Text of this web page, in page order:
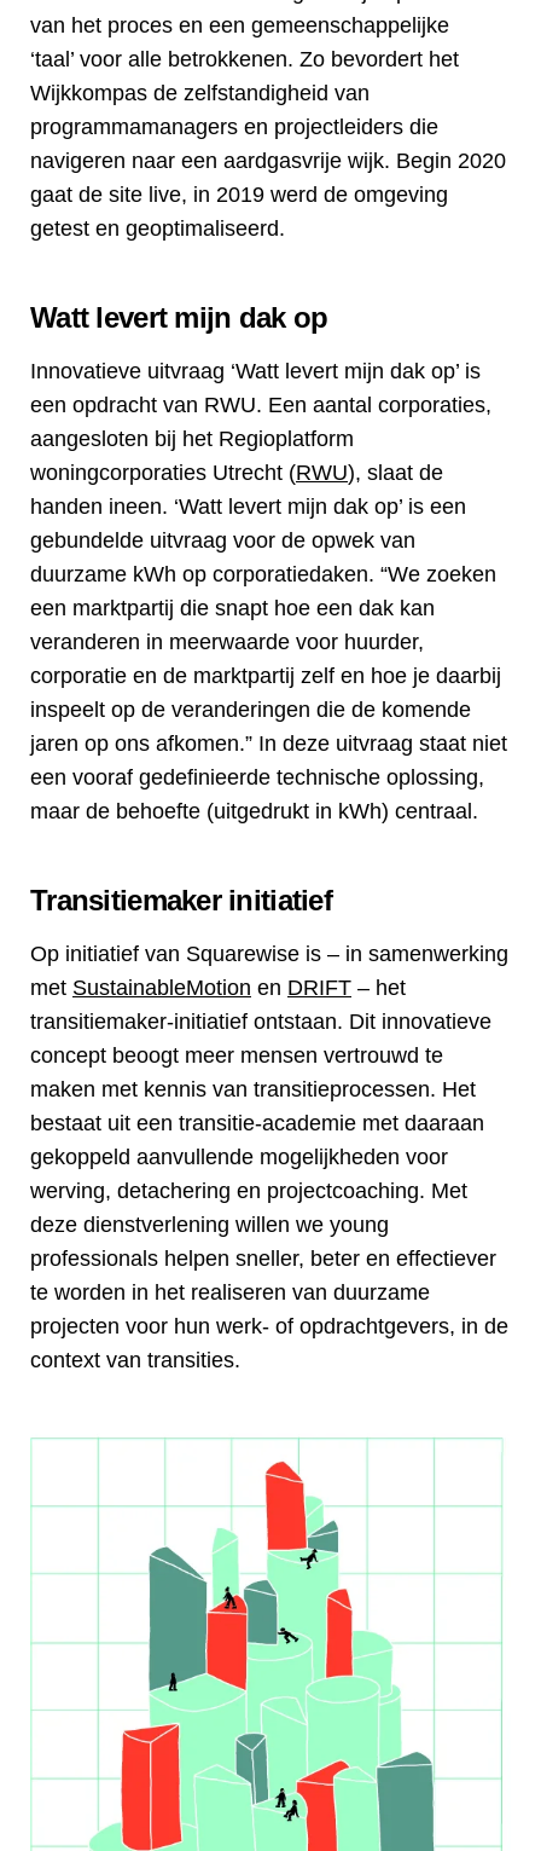
van het proces en een gemeenschappelijke
‘taal’ voor alle betrokkenen. Zo bevordert het
Wijkkompas de zelfstandigheid van
programmamanagers en projectleiders die
navigeren naar een aardgasvrije wijk. Begin 2020
gaat de site live, in 2019 werd de omgeving
getest en geoptimaliseerd.
Watt levert mijn dak op
Innovatieve uitvraag ‘Watt levert mijn dak op’ is
een opdracht van RWU. Een aantal corporaties,
aangesloten bij het Regioplatform
woningcorporaties Utrecht (RWU), slaat de
handen ineen. ‘Watt levert mijn dak op’ is een
gebundelde uitvraag voor de opwek van
duurzame kWh op corporatiedaken. “We zoeken
een marktpartij die snapt hoe een dak kan
veranderen in meerwaarde voor huurder,
corporatie en de marktpartij zelf en hoe je daarbij
inspeelt op de veranderingen die de komende
jaren op ons afkomen.” In deze uitvraag staat niet
een vooraf gedefinieerde technische oplossing,
maar de behoefte (uitgedrukt in kWh) centraal.
Transitiemaker initiatief
Op initiatief van Squarewise is – in samenwerking
met SustainableMotion en DRIFT – het
transitiemaker-initiatief ontstaan. Dit innovatieve
concept beoogt meer mensen vertrouwd te
maken met kennis van transitieprocessen. Het
bestaat uit een transitie-academie met daaraan
gekoppeld aanvullende mogelijkheden voor
werving, detachering en projectcoaching. Met
deze dienstverlening willen we young
professionals helpen sneller, beter en effectiever
te worden in het realiseren van duurzame
projecten voor hun werk- of opdrachtgevers, in de
context van transities.